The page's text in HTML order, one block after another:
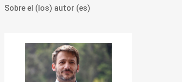
Sobre el (los) autor (es)